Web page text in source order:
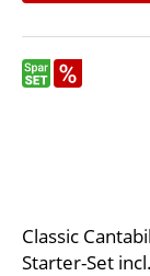
Classic
Starter-Set